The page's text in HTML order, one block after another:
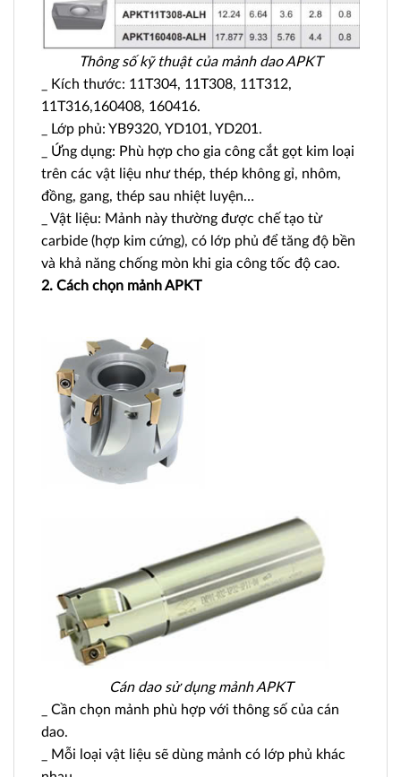
Thông số kỹ thuật của mảnh dao APKT
_ Kích thước: 11T304, 11T308, 11T312,
11T316,160408, 160416.
_ Lớp phủ: YB9320, YD101, YD201.
_ Ứng dụng: Phù hợp cho gia công cắt gọt kim loại
trên các vật liệu như thép, thép không gỉ, nhôm,
đồng, gang, thép sau nhiệt luyện…
_ Vật liệu: Mảnh này thường được chế tạo từ
carbide (hợp kim cứng), có lớp phủ để tăng độ bền
và khả năng chống mòn khi gia công tốc độ cao.
2. Cách chọn mảnh APKT
Cán dao sử dụng mảnh APKT
_ Cần chọn mảnh phù hợp với thông số của cán
dao.
_ Mỗi loại vật liệu sẽ dùng mảnh có lớp phủ khác